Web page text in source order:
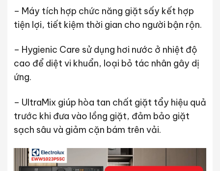
– Máy tích hợp chức năng giặt sấy kết hợp
tiện lợi, tiết kiệm thời gian cho người bận rộn.
– Hygienic Care sử dụng hơi nước ở nhiệt độ
cao để diệt vi khuẩn, loại bỏ tác nhân gây dị
ứng.
– UltraMix giúp hòa tan chất giặt tẩy hiệu quả
trước khi đưa vào lồng giặt, đảm bảo giặt
sạch sâu và giảm cặn bám trên vải.